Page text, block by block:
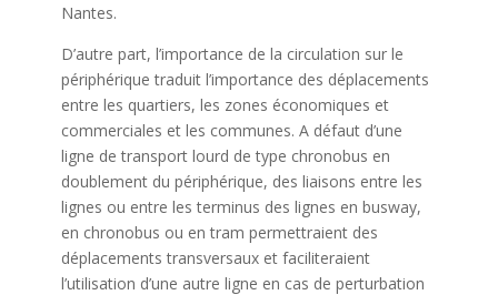
Nantes.
D’autre part, l’importance de la circulation sur le
périphérique traduit l’importance des déplacements
entre les quartiers, les zones économiques et
commerciales et les communes. A défaut d’une
ligne de transport lourd de type chronobus en
doublement du périphérique, des liaisons entre les
lignes ou entre les terminus des lignes en busway,
en chronobus ou en tram permettraient des
déplacements transversaux et faciliteraient
l’utilisation d’une autre ligne en cas de perturbation